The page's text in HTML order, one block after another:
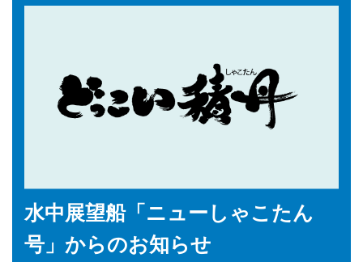
水中展望船「ニューしゃこたん
号」からのお知らせ